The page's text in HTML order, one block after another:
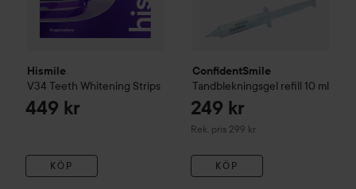
Hismile
V34 Teeth Whitening Strips
449 kr
KÖP
ConfidentSmile
Tandblekningsgel refill 10 ml
249 kr
Rek. pris 299 kr
Rekommenderat pris 299 kr
KÖP